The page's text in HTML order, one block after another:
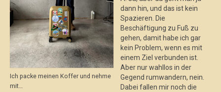
Ich packe meinen Koffer und nehme
mit…
dann hin, und das ist kein
Spazieren. Die
Beschäftigung zu Fuß zu
gehen, damit habe ich gar
kein Problem, wenn es mit
einem Ziel verbunden ist.
Aber nur wahllos in der
Gegend rumwandern, nein.
Dabei fallen mir noch die